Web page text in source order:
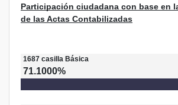
Participación ciudadana con base en
de las Actas Contabilizadas
1687 casilla Básica
71.1000%